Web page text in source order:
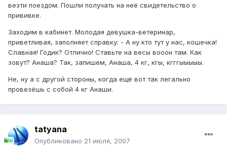
везти поездом. Пошли получать на неё свидетельство о
прививке.
Заходим в кабинет. Молодая девушка-ветеринар,
приветливая, заполняет справку: - А ну кто тут у нас, кошечка!
Славная! Годик? Отлично! Ставьте на весы вооон там. Как
зовут? Анаша? Так, запишем, Анаша, 4 кг, кгы, кгггыыыыы.
Не, ну а с другой стороны, когда ещё вот так легально
провезёшь с собой 4 кг Анаши.
tatyana
Опубликовано 21 июля, 2007